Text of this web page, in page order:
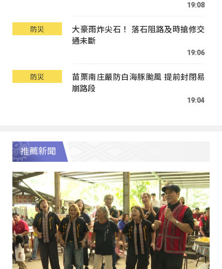
19:08
防災
大豪雨炸尖石！ 落石阻路及時搶修交
通未斷
19:06
防災
苗栗南庄嚴防白海豚颱風 提前封閉易
崩路段
19:04
推薦新聞